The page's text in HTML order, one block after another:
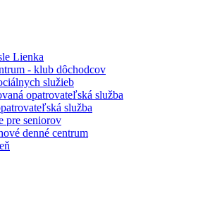
Lienka
- klub dôchodcov
služieb
opatrovateľská služba
služba
pre seniorov
denné centrum